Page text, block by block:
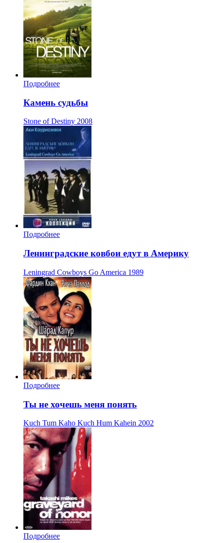
Подробнее
Камень судьбы
Stone of Destiny 2008
Подробнее
Ленинградские ковбои едут в Америку
Leningrad Cowboys Go America 1989
Подробнее
Ты не хочешь меня понять
Kuch Tum Kaho Kuch Hum Kahein 2002
Подробнее